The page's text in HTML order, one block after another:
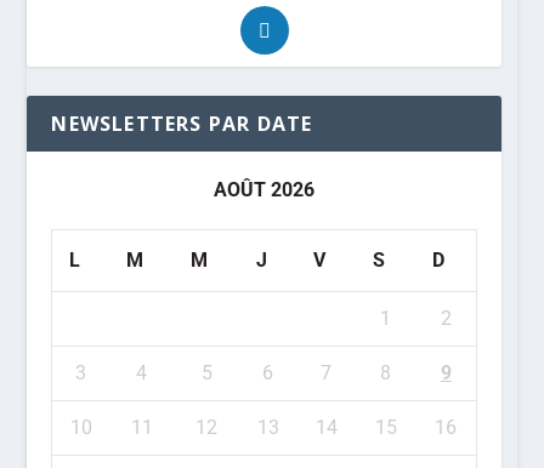
NEWSLETTERS PAR DATE
AOÛT 2026
L M M J V S D
1 2
3 4 5 6 7 8 9
10 11 12 13 14 15 16